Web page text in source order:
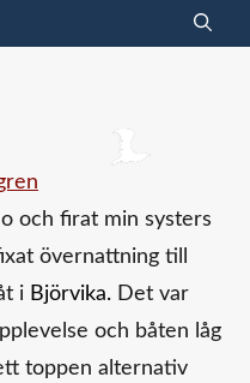
och firat min systers
övernattning till
i Björvika. Det var
och båten låg
toppen alternativ